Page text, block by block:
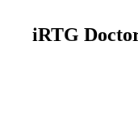
iRTG